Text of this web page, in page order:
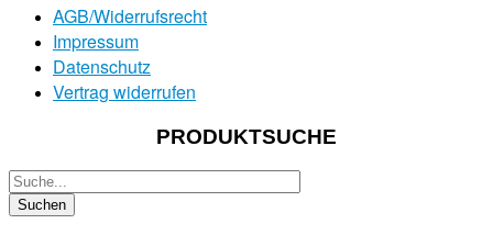
AGB/Widerrufsrecht
Impressum
Datenschutz
Vertrag widerrufen
PRODUKTSUCHE